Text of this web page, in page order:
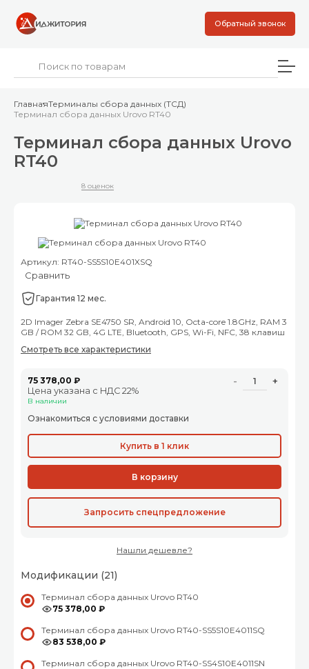
Обратный звонок
ГлавнаяТерминалы сбора данных (ТСД)
Терминал сбора данных Urovo RT40
Терминал сбора данных Urovo
RT40
8 оценок
Артикул: RT40-SS5S10E401XSQ
Сравнить
Гарантия 12 мес.
2D Imager Zebra SE4750 SR, Android 10, Octa-core 1.8GHz, RAM 3
GB / ROM 32 GB, 4G LTE, Bluetooth, GPS, Wi-Fi, NFC, 38 клавиш
Смотреть все характеристики
75 378,00 ₽
Цена указана с НДС 22%
В наличии
- +
Ознакомиться с условиями доставки
Купить в 1 клик
В корзину
Запросить спецпредложение
Нашли дешевле?
Модификации (21)
Терминал сбора данных Urovo RT40
75 378,00 ₽
Терминал сбора данных Urovo RT40-SS5S10E4011SQ
83 538,00 ₽
Терминал сбора данных Urovo RT40-SS4S10E4011SN